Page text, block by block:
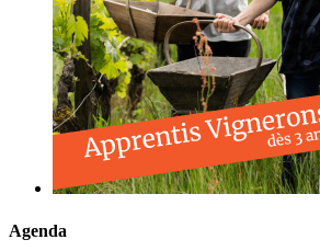
Agenda